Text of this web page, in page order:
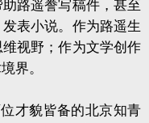
路遥誊写稿件，甚至
表小说。作为路遥生
视野；作为文学创作
界。
才貌皆备的北京知青